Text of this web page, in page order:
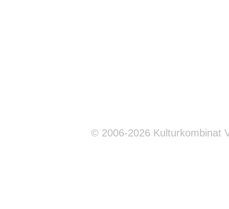
© 2006-2026